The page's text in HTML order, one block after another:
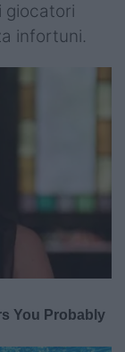
giocatori
infortuni.